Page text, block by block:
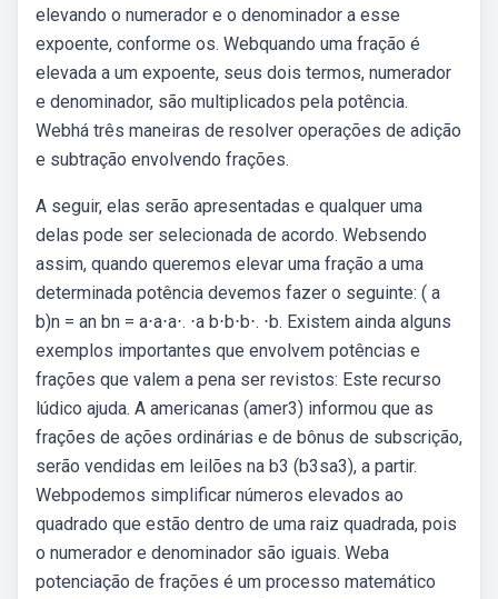
elevando o numerador e o denominador a esse
expoente, conforme os. Webquando uma fração é
elevada a um expoente, seus dois termos, numerador
e denominador, são multiplicados pela potência.
Webhá três maneiras de resolver operações de adição
e subtração envolvendo frações.
A seguir, elas serão apresentadas e qualquer uma
delas pode ser selecionada de acordo. Websendo
assim, quando queremos elevar uma fração a uma
determinada potência devemos fazer o seguinte: ( a
b)n = an bn = a⋅a⋅a⋅. ⋅a b⋅b⋅b⋅. ⋅b. Existem ainda alguns
exemplos importantes que envolvem potências e
frações que valem a pena ser revistos: Este recurso
lúdico ajuda. A americanas (amer3) informou que as
frações de ações ordinárias e de bônus de subscrição,
serão vendidas em leilões na b3 (b3sa3), a partir.
Webpodemos simplificar números elevados ao
quadrado que estão dentro de uma raiz quadrada, pois
o numerador e denominador são iguais. Weba
potenciação de frações é um processo matemático